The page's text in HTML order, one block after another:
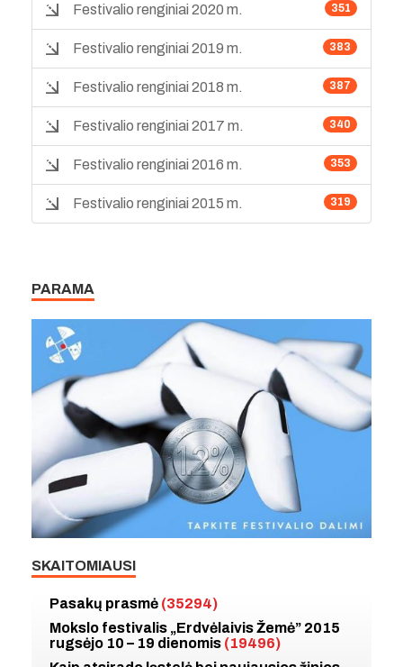
351
Festivalio renginiai 2020 m.
383
Festivalio renginiai 2019 m.
387
Festivalio renginiai 2018 m.
340
Festivalio renginiai 2017 m.
353
Festivalio renginiai 2016 m.
319
Festivalio renginiai 2015 m.
PARAMA
SKAITOMIAUSI
Pasakų prasmė (35294)
Mokslo festivalis „Erdvėlaivis Žemė” 2015
rugsėjo 10 – 19 dienomis (19496)